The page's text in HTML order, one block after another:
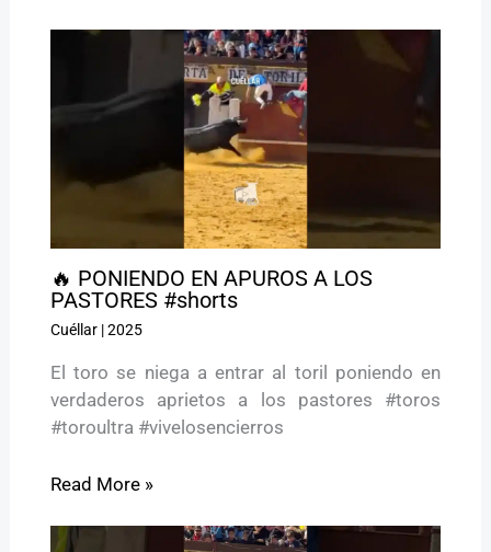
🔥 PONIENDO EN APUROS A LOS
PASTORES #shorts
Cuéllar|2025
El toro se niega a entrar al toril poniendo en
verdaderos aprietos a los pastores #toros
#toroultra #vivelosencierros
Read More »